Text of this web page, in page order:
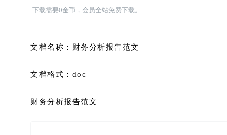
下载需要0金币，会员全站免费下载。
文档名称：财务分析报告范文
文档格式：doc
财务分析报告范文